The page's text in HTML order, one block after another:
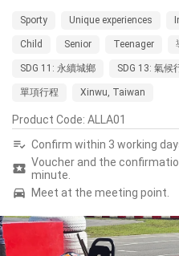
Sporty Unique experiences
Child Senior Teenager
SDG 11: 永續城鄉 SDG 13: 氣候
單項行程 Xinwu, Taiwan
Product Code: ALLA01
Confirm within 3 working
Voucher and the
minute.
Meet at the meeting point.